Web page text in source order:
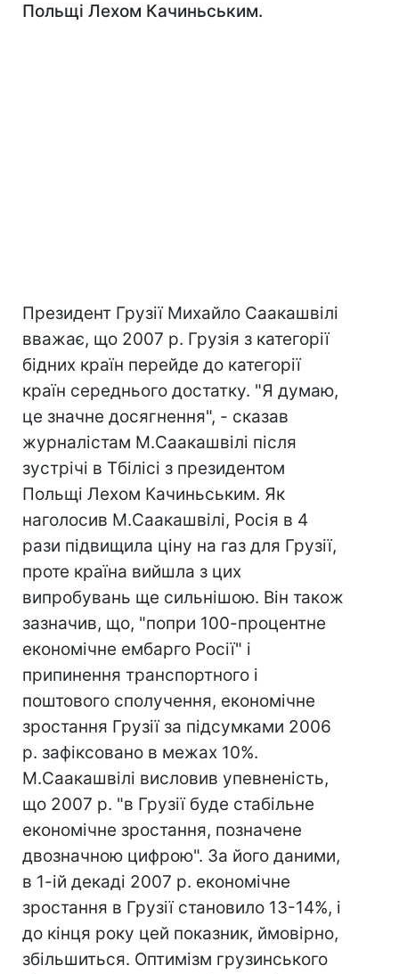
Польщі Лехом Качиньським.
Президент Грузії Михайло Саакашвілі
вважає, що 2007 р. Грузія з категорії
бідних країн перейде до категорії
країн середнього достатку. "Я думаю,
це значне досягнення", - сказав
журналістам М.Саакашвілі після
зустрічі в Тбілісі з президентом
Польщі Лехом Качиньським. Як
наголосив М.Саакашвілі, Росія в 4
рази підвищила ціну на газ для Грузії,
проте країна вийшла з цих
випробувань ще сильнішою. Він також
зазначив, що, "попри 100-процентне
економічне ембарго Росії" і
припинення транспортного і
поштового сполучення, економічне
зростання Грузії за підсумками 2006
р. зафіксовано в межах 10%.
М.Саакашвілі висловив упевненість,
що 2007 р. "в Грузії буде стабільне
економічне зростання, позначене
двозначною цифрою". За його даними,
в 1-ій декаді 2007 р. економічне
зростання в Грузії становило 13-14%, і
до кінця року цей показник, ймовірно,
збільшиться. Оптимізм грузинського